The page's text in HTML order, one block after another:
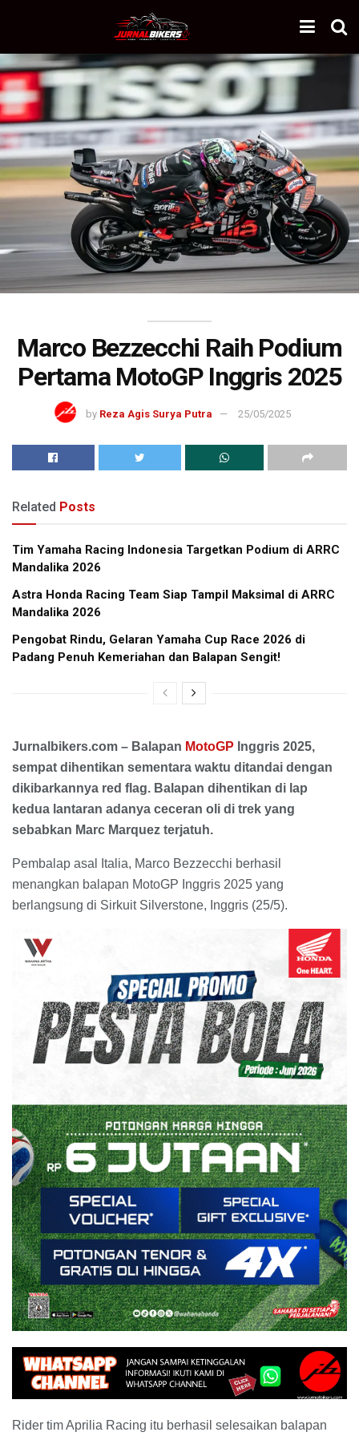
Marco Bezzecchi Raih Podium
Pertama MotoGP Inggris 2025
by Reza Agis Surya Putra 25/05/2025
Related Posts
Tim Yamaha Racing Indonesia Targetkan Podium di ARRC
Mandalika 2026
Astra Honda Racing Team Siap Tampil Maksimal di ARRC
Mandalika 2026
Pengobat Rindu, Gelaran Yamaha Cup Race 2026 di
Padang Penuh Kemeriahan dan Balapan Sengit!
Jurnalbikers.com – Balapan MotoGP Inggris 2025,
sempat dihentikan sementara waktu ditandai dengan
dikibarkannya red flag. Balapan dihentikan di lap
kedua lantaran adanya ceceran oli di trek yang
sebabkan Marc Marquez terjatuh.
Pembalap asal Italia, Marco Bezzecchi berhasil
menangkan balapan MotoGP Inggris 2025 yang
berlangsung di Sirkuit Silverstone, Inggris (25/5).
Rider tim Aprilia Racing itu berhasil selesaikan balapan